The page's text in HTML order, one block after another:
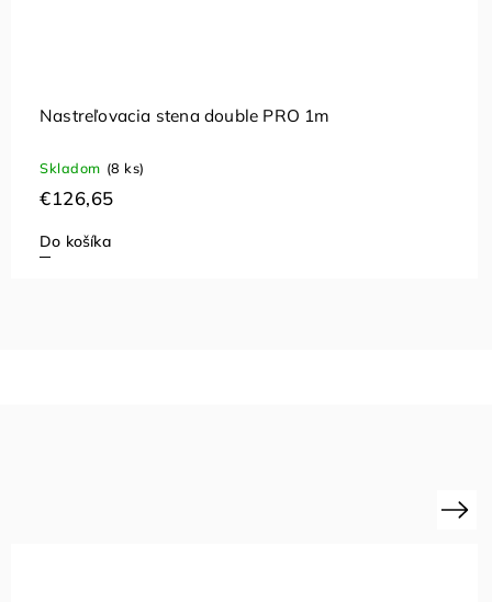
Vozík na pomôcky
Na objednávku, dodanie 14-21 dní
€683,32
Do košíka
Next